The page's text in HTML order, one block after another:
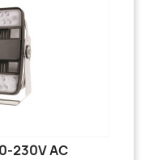
230V AC